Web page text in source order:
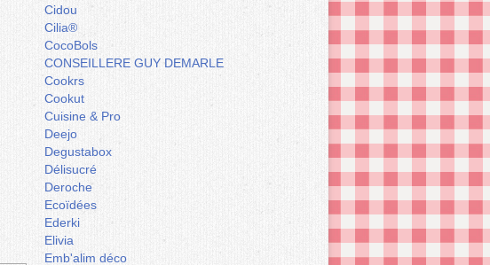
Cidou
Cilia®
CocoBols
CONSEILLERE GUY DEMARLE
Cookrs
Cookut
Cuisine & Pro
Deejo
Degustabox
Délisucré
Deroche
Ecoïdées
Ederki
Elivia
Emb'alim déco